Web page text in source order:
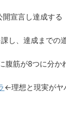
開宣言し達成する
し、達成までの
腹筋が8つに分か
←理想と現実がヤ